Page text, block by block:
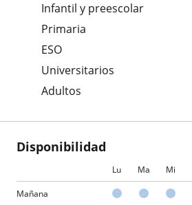
Infantil y preescolar
Primaria
ESO
Universitarios
Adultos
Disponibilidad
Lu Ma Mi
Mañana